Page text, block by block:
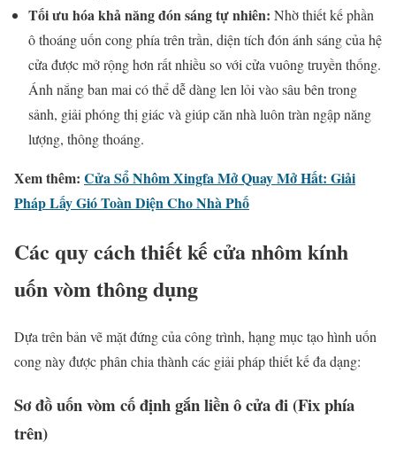
Tối ưu hóa khả năng đón sáng tự nhiên: Nhờ thiết kế phần
ô thoáng uốn cong phía trên trần, diện tích đón ánh sáng của hệ
cửa được mở rộng hơn rất nhiều so với cửa vuông truyền thống.
Ánh nắng ban mai có thể dễ dàng len lỏi vào sâu bên trong
sảnh, giải phóng thị giác và giúp căn nhà luôn tràn ngập năng
lượng, thông thoáng.
Xem thêm: Cửa Sổ Nhôm Xingfa Mở Quay Mở Hất: Giải
Pháp Lấy Gió Toàn Diện Cho Nhà Phố
Các quy cách thiết kế cửa nhôm kính
uốn vòm thông dụng
Dựa trên bản vẽ mặt đứng của công trình, hạng mục tạo hình uốn
cong này được phân chia thành các giải pháp thiết kế đa dạng:
Sơ đồ uốn vòm cố định gắn liền ô cửa đi (Fix phía
trên)